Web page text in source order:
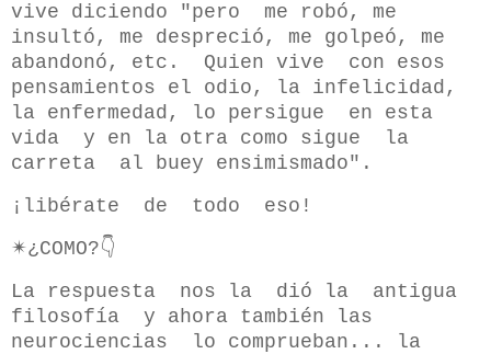
vive diciendo "pero me robó, me
insultó, me despreció, me golpeó, me
abandonó, etc. Quien vive con esos
pensamientos el odio, la infelicidad,
la enfermedad, lo persigue en esta
vida y en la otra como sigue la
carreta al buey ensimismado".
¡libérate de todo eso!
✴¿COMO?👇
La respuesta nos la dió la antigua
filosofía y ahora también las
neurociencias lo comprueban... la